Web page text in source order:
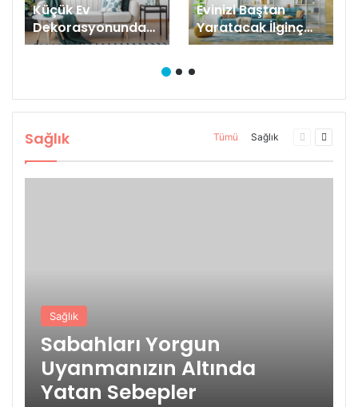
Küçük Ev
Dekorasyonunda
En Çok Yapılan
Evinizi Baştan
Yaratacak İlginç
Renk Tüyoları
Sağlık Tümü Sağlık
Önceki
Sağlık
Sabahları Yorgun
Uyanmanızın Altında
Yatan Sebepler